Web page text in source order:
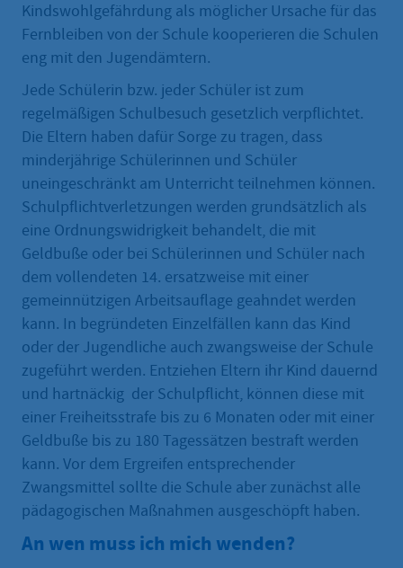
Kindswohlgefährdung als möglicher Ursache für das
Fernbleiben von der Schule kooperieren die Schulen
eng mit den Jugendämtern.
Jede Schülerin bzw. jeder Schüler ist zum
regelmäßigen Schulbesuch gesetzlich verpflichtet.
Die Eltern haben dafür Sorge zu tragen, dass
minderjährige Schülerinnen und Schüler
uneingeschränkt am Unterricht teilnehmen können.
Schulpflichtverletzungen werden grundsätzlich als
eine Ordnungswidrigkeit behandelt, die mit
Geldbuße oder bei Schülerinnen und Schüler nach
dem vollendeten 14. ersatzweise mit einer
gemeinnützigen Arbeitsauflage geahndet werden
kann. In begründeten Einzelfällen kann das Kind
oder der Jugendliche auch zwangsweise der Schule
zugeführt werden. Entziehen Eltern ihr Kind dauernd
und hartnäckig der Schulpflicht, können diese mit
einer Freiheitsstrafe bis zu 6 Monaten oder mit einer
Geldbuße bis zu 180 Tagessätzen bestraft werden
kann. Vor dem Ergreifen entsprechender
Zwangsmittel sollte die Schule aber zunächst alle
pädagogischen Maßnahmen ausgeschöpft haben.
An wen muss ich mich wenden?